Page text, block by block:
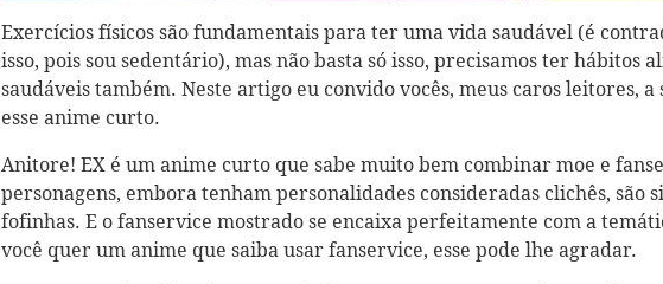
Exercícios físicos são fundamentais para ter uma vida saudável (é
isso, pois sou sedentário), mas não basta só isso, precisamos ter hábitos
saudáveis também. Neste artigo eu convido vocês, meus caros leitores,
esse anime curto.
Anitore! EX é um anime curto que sabe muito bem combinar moe e
personagens, embora tenham personalidades consideradas clichês, são
fofinhas. E o fanservice mostrado se encaixa perfeitamente com a
você quer um anime que saiba usar fanservice, esse pode lhe agradar.